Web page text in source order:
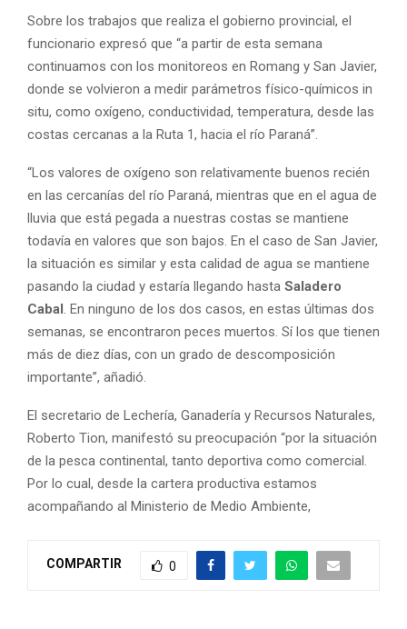
Sobre los trabajos que realiza el gobierno provincial, el
funcionario expresó que “a partir de esta semana
continuamos con los monitoreos en Romang y San Javier,
donde se volvieron a medir parámetros físico-químicos in
situ, como oxígeno, conductividad, temperatura, desde las
costas cercanas a la Ruta 1, hacia el río Paraná”.
“Los valores de oxígeno son relativamente buenos recién
en las cercanías del río Paraná, mientras que en el agua de
lluvia que está pegada a nuestras costas se mantiene
todavía en valores que son bajos. En el caso de San Javier,
la situación es similar y esta calidad de agua se mantiene
pasando la ciudad y estaría llegando hasta Saladero
Cabal . En ninguno de los dos casos, en estas últimas dos
semanas, se encontraron peces muertos. Sí los que tienen
más de diez días, con un grado de descomposición
importante”, añadió.
El secretario de Lechería, Ganadería y Recursos Naturales,
Roberto Tion, manifestó su preocupación “por la situación
de la pesca continental, tanto deportiva como comercial.
Por lo cual, desde la cartera productiva estamos
acompañando al Ministerio de Medio Ambiente,
COMPARTIR 0